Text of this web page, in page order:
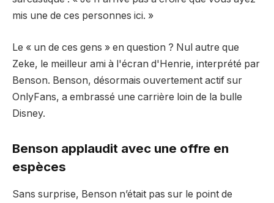
mis une de ces personnes ici. »
Le « un de ces gens » en question ? Nul autre que
Zeke, le meilleur ami à l'écran d'Henrie, interprété par
Benson. Benson, désormais ouvertement actif sur
OnlyFans, a embrassé une carrière loin de la bulle
Disney.
Benson applaudit avec une offre en
espèces
Sans surprise, Benson n’était pas sur le point de